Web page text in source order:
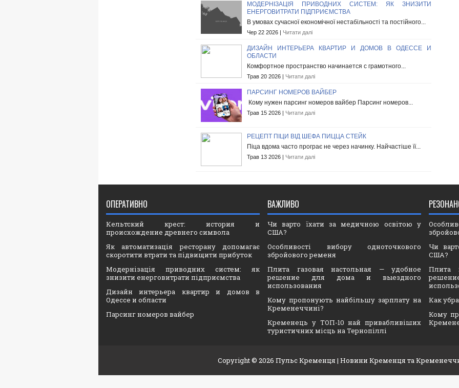
МОДЕРНІЗАЦІЯ ПРИВОДНИХ СИСТЕМ: ЯК ЗНИЗИТИ
ЕНЕРГОВИТРАТИ ПІДПРИЄМСТВА
В умовах сучасної економічної нестабільності та постійного...
Чер 22 2026 | Читати далі
ДИЗАЙН ИНТЕРЬЕРА КВАРТИР И ДОМОВ В ОДЕССЕ И
ОБЛАСТИ
Комфортное пространство начинается с грамотного...
Трав 20 2026 | Читати далі
ПАРСИНГ НОМЕРОВ ВАЙБЕР
Кому нужен парсинг номеров вайбер Парсинг номеров...
Трав 15 2026 | Читати далі
РЕЦЕПТ ПІЦИ ВІД ШЕФА ПИЦЦА СТЕЙК
Піца вдома часто програє не через начинку. Найчастіше її...
Трав 13 2026 | Читати далі
ОПЕРАТИВНО
Кельтский крест: история и
происхождение древнего символа
Як автоматизація ресторану допомагає
скоротити втрати та підвищити прибуток
Модернізація приводних систем: як
знизити енерговитрати підприємства
Дизайн интерьера квартир и домов в
Одессе и области
Парсинг номеров вайбер
ВАЖЛИВО
Чи варто їхати за медичною освітою у
США?
Особливості вибору одноточкового
збройового ременя
Плита газовая настольная — удобное
решение для дома и выездного
использования
Кому пропонують найбільшу зарплату на
Кременеччині?
Кременець у ТОП-10 най привабливіших
туристичних місць на Тернопіллі
Чи
США?
Плита
Как
Кому
Copyright © 2026 Пульс Кременця | Новини Кременця та